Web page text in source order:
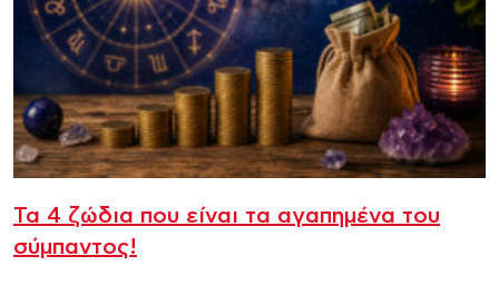
Τα 4 ζώδια που είναι τα αγαπημένα του
σύμπαντος!